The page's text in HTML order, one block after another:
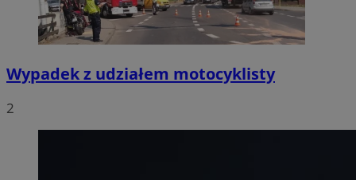
Wypadek z udziałem motocyklisty
2